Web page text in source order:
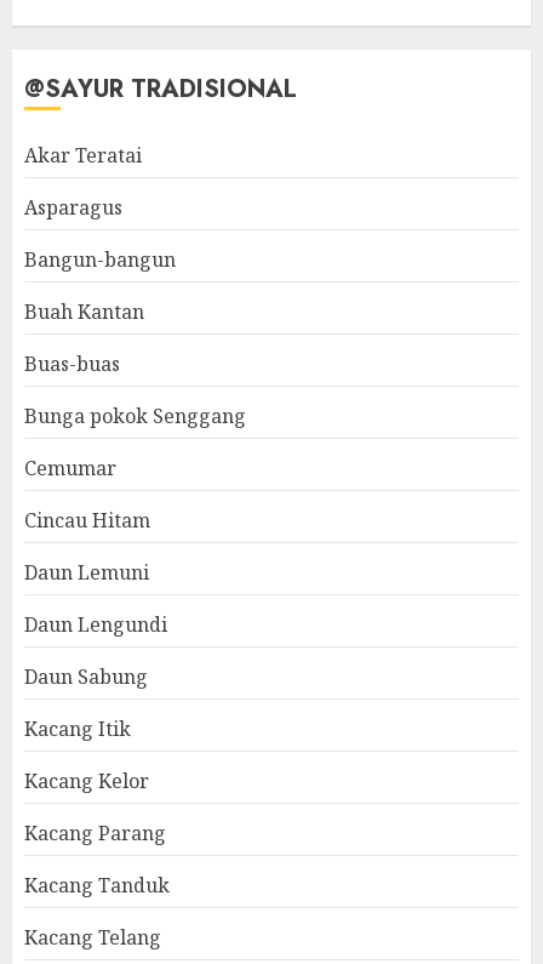
@SAYUR TRADISIONAL
Akar Teratai
Asparagus
Bangun-bangun
Buah Kantan
Buas-buas
Bunga pokok Senggang
Cemumar
Cincau Hitam
Daun Lemuni
Daun Lengundi
Daun Sabung
Kacang Itik
Kacang Kelor
Kacang Parang
Kacang Tanduk
Kacang Telang